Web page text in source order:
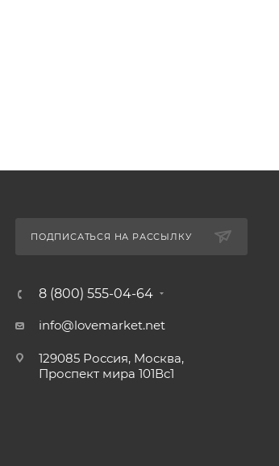
ПОДПИСАТЬСЯ НА РАССЫЛКУ
8 (800) 555-04-64
info@lovemarket.net
129085 Россия, Москва,
Проспект мира 101Вс1